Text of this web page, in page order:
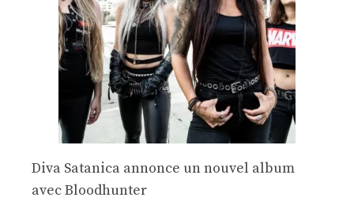
Diva Satanica annonce un nouvel album
avec Bloodhunter